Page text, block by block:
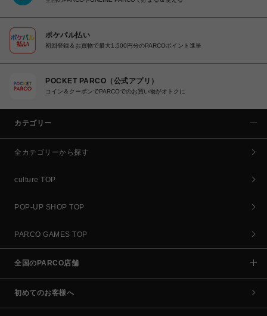
ポケパル払い
初回登録＆お買物で最大1,500円分のPARCOポイント進呈
POCKET PARCO（公式アプリ）
コイン＆クーポンでPARCOでのお買い物がオトクに
カテゴリー
全カテゴリーから探す
culture TOP
POP-UP SHOP TOP
PARCO GAMES TOP
全国のPARCO店舗
初めてのお客様へ